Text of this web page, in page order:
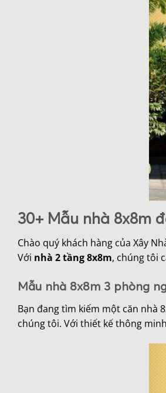
30+ Mẫu nhà 8x8m
Chào quý khách hàng của Xây
Với nhà 2 tầng 8x8m, chúng tôi
Mẫu nhà 8x8m 3 phòng
Bạn đang tìm kiếm một căn nhà
chúng tôi. Với thiết kế thông